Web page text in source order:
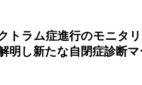
トラム症進行のモニタ
明し新たな自閉症診断